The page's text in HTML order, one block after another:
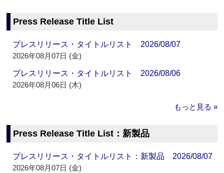
Press Release Title List
プレスリリース・タイトルリスト 2026/08/07
2026年08月07日 (金)
プレスリリース・タイトルリスト 2026/08/06
2026年08月06日 (木)
もっと見る »
Press Release Title List：新製品
プレスリリース・タイトルリスト：新製品 2026/08/07
2026年08月07日 (金)